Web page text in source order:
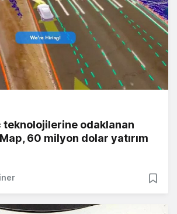
teknolojilerine odaklanan
60 milyon dolar yatırım